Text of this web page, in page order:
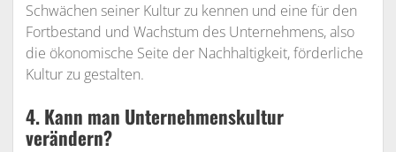
Schwächen seiner Kultur zu kennen und eine für den
Fortbestand und Wachstum des Unternehmens, also
die ökonomische Seite der Nachhaltigkeit, förderliche
Kultur zu gestalten.
4. Kann man Unternehmenskultur
verändern?